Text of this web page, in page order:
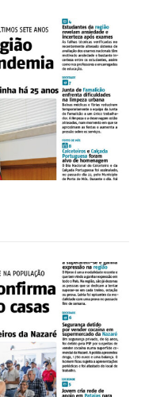
nos a manter este serviço
exclusivos e versões
desejado:
feira em sua